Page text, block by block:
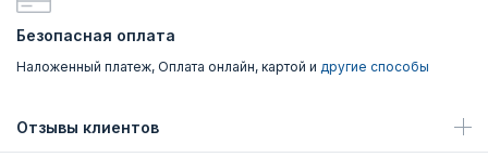
Безопасная оплата
Наложенный платеж, Оплата онлайн, картой и другие способы
Отзывы клиентов